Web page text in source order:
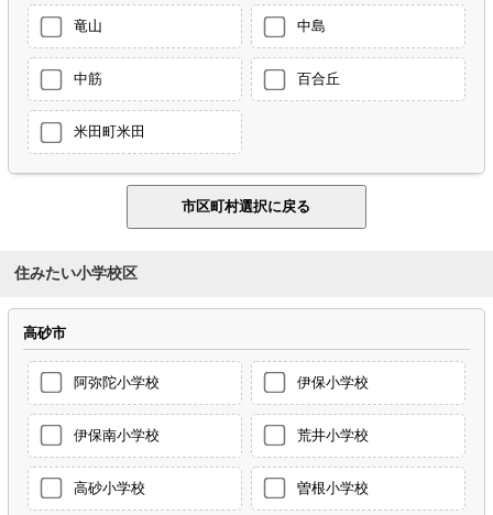
竜山 中島
中筋 百合丘
米田町米田
住みたい小学校区
高砂市
阿弥陀小学校 伊保小学校
伊保南小学校 荒井小学校
高砂小学校 曽根小学校